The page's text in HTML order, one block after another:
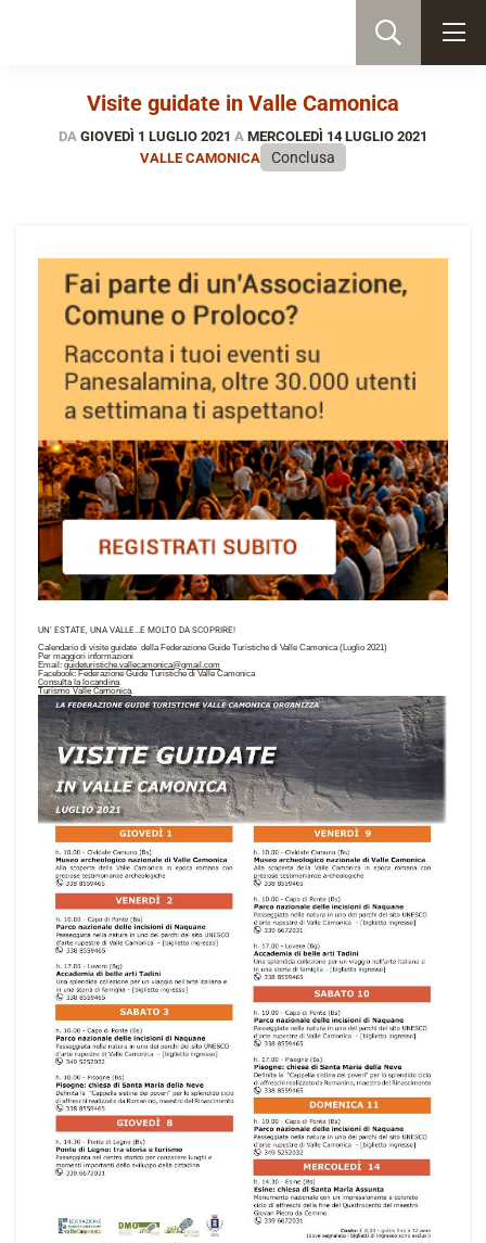
Visite guidate in Valle Camonica
DA GIOVEDÌ 1 LUGLIO 2021 A MERCOLEDÌ 14 LUGLIO 2021
VALLE CAMONICA
Conclusa
UN’ ESTATE, UNA VALLE…E MOLTO DA SCOPRIRE!
Calendario di visite guidate della Federazione Guide Turistiche di Valle Camonica(Luglio 2021)
Per maggiori informazioni
Email: guideturistiche.vallecamonica@gmail.com
Facebook: Federazione Guide Turistiche di Valle Camonica
Consulta la locandina.
Turismo Valle Camonica.